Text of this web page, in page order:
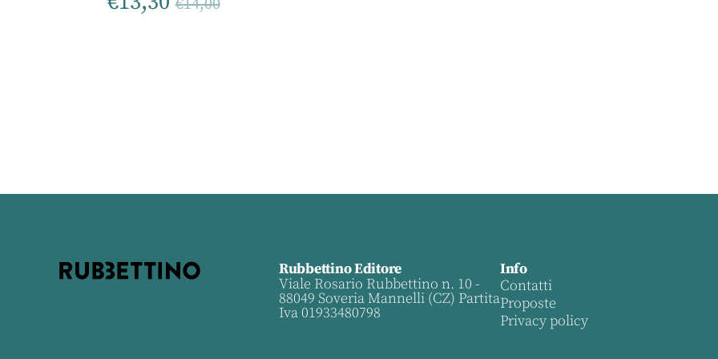
€14,00
Rubbettino Editore
Viale Rosario Rubbettino n. 10 -
88049 Soveria Mannelli (CZ) Partita
Iva 01933480798
Info
Contatti
Proposte
Privacy policy